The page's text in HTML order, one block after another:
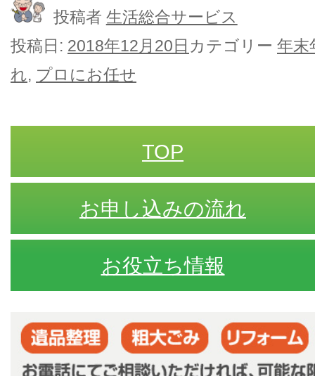
投稿者 生活総合サービス
投稿日: 2018年12月20日 カテゴリー 年末
れ, プロにお任せ
TOP
お申し込みの流れ
お役立ち情報